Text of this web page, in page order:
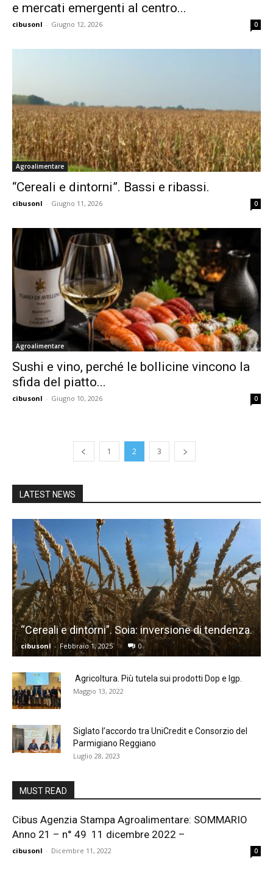
e mercati emergenti al centro...
cibusonl - Giugno 12, 2026 0
Agroalimentare
“Cereali e dintorni”. Bassi e ribassi.
cibusonl - Giugno 11, 2026 0
Agroalimentare
Sushi e vino, perché le bollicine vincono la
sfida del piatto...
cibusonl - Giugno 10, 2026 0
1 2 3
LATEST NEWS
“Cereali e dintorni”. Soia: inversione di tendenza.
cibusonl - Febbraio 1, 2025 0
Agricoltura. Più tutela sui prodotti Dop e Igp.
Maggio 13, 2022
Siglato l’accordo tra UniCredit e Consorzio del
Parmigiano Reggiano
Luglio 28, 2023
MUST READ
Cibus Agenzia Stampa Agroalimentare: SOMMARIO
Anno 21 – n° 49 11 dicembre 2022 –
cibusonl - Dicembre 11, 2022 0